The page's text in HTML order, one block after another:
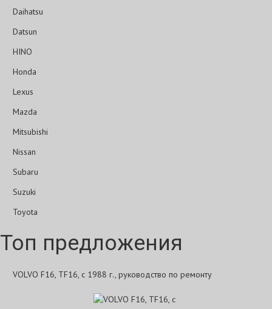
Daihatsu
Datsun
HINO
Honda
Lexus
Mazda
Mitsubishi
Nissan
Subaru
Suzuki
Toyota
Топ предложения
VOLVO F16, TF16, с 1988 г., руководство по ремонту